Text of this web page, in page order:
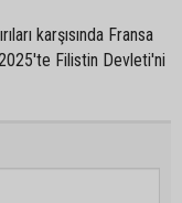
karşısında Fransa
Filistin Devleti'ni